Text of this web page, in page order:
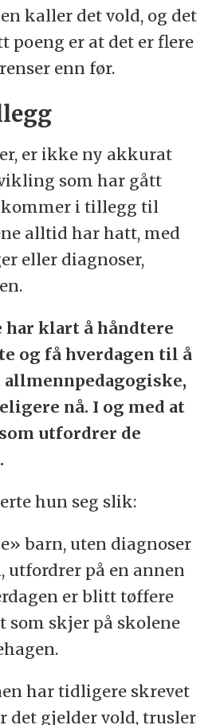
kaller det vold, og det
poeng er at det er flere
enn før.
er ikke ny akkurat
som har gått
kommer i tillegg til
alltid har hatt, med
eller diagnoser,
klart å håndtere
og få hverdagen til å
allmennpedagogiske,
nå. I og med at
utfordrer de
hun seg slik:
barn, uten diagnoser
på en annen
er blitt tøffere
som skjer på skolene
har tidligere skrevet
det gjelder vold, trusler